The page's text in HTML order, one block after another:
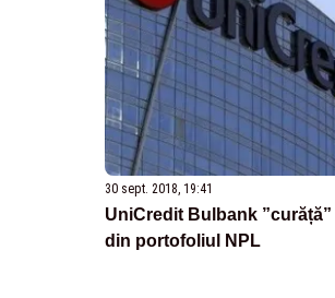
30 sept. 2018, 19:41
UniCredit Bulbank
din portofoliul NPL